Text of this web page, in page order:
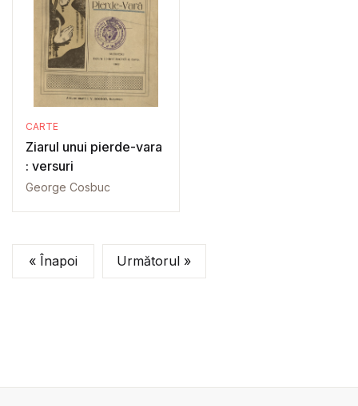
CARTE
Ziarul unui pierde-vara
: versuri
George Cosbuc
« Înapoi Următorul »